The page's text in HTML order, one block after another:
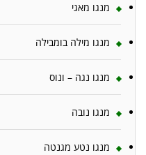
מנגו מאגי
מנגו מילה בומבילה
מנגו נגה – ונוס
מנגו נובה
מנגו נטע מגנטה